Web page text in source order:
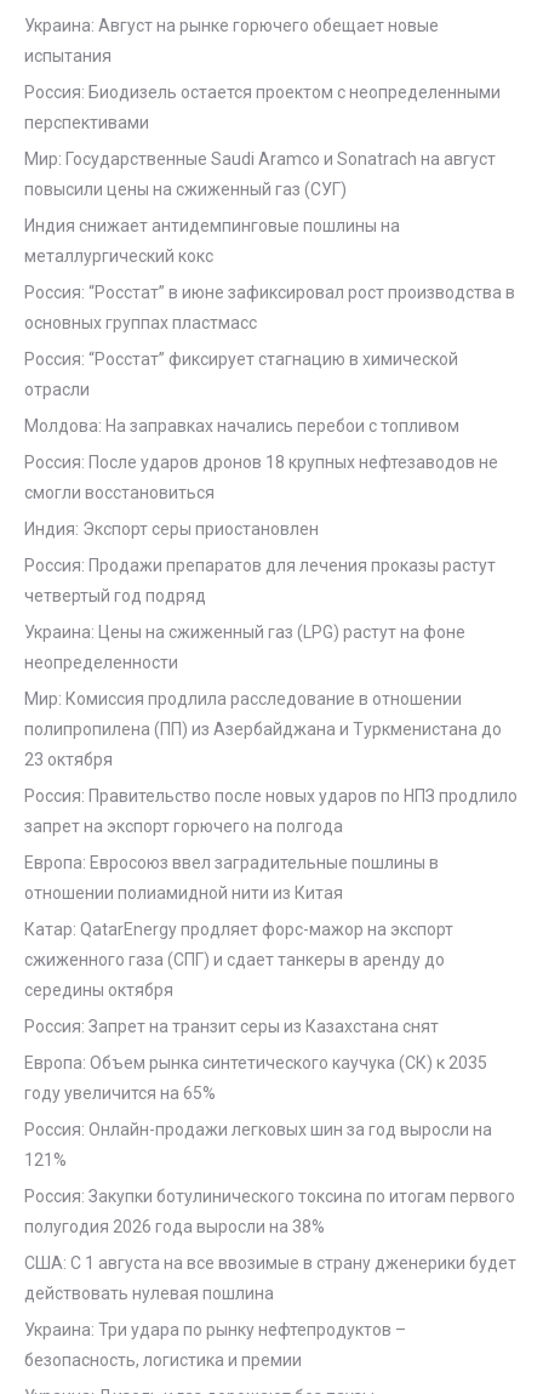
Украина: Август на рынке горючего обещает новые
испытания
Россия: Биодизель остается проектом с неопределенными
перспективами
Мир: Государственные Saudi Aramco и Sonatrach на август
повысили цены на сжиженный газ (СУГ)
Индия снижает антидемпинговые пошлины на
металлургический кокс
Россия: “Росстат” в июне зафиксировал рост производства в
основных группах пластмасс
Россия: “Росстат” фиксирует стагнацию в химической
отрасли
Молдова: На заправках начались перебои с топливом
Россия: После ударов дронов 18 крупных нефтезаводов не
смогли восстановиться
Индия: Экспорт серы приостановлен
Россия: Продажи препаратов для лечения проказы растут
четвертый год подряд
Украина: Цены на сжиженный газ (LPG) растут на фоне
неопределенности
Мир: Комиссия продлила расследование в отношении
полипропилена (ПП) из Азербайджана и Туркменистана до
23 октября
Россия: Правительство после новых ударов по НПЗ продлило
запрет на экспорт горючего на полгода
Европа: Евросоюз ввел заградительные пошлины в
отношении полиамидной нити из Китая
Катар: QatarEnergy продляет форс-мажор на экспорт
сжиженного газа (СПГ) и сдает танкеры в аренду до
середины октября
Россия: Запрет на транзит серы из Казахстана снят
Европа: Объем рынка синтетического каучука (СК) к 2035
году увеличится на 65%
Россия: Онлайн-продажи легковых шин за год выросли на
121%
Россия: Закупки ботулинического токсина по итогам первого
полугодия 2026 года выросли на 38%
США: С 1 августа на все ввозимые в страну дженерики будет
действовать нулевая пошлина
Украина: Три удара по рынку нефтепродуктов –
безопасность, логистика и премии